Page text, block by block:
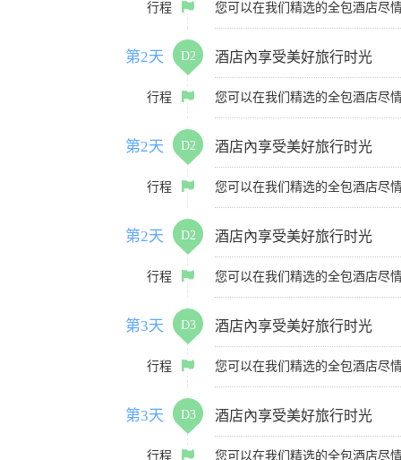
行程 您可以在我们精选的全包酒店尽
第2天 D2 酒店內享受美好旅行时光
行程 您可以在我们精选的全包酒店尽
第2天 D2 酒店內享受美好旅行时光
行程 您可以在我们精选的全包酒店尽
第2天 D2 酒店內享受美好旅行时光
行程 您可以在我们精选的全包酒店尽
第3天 D3 酒店內享受美好旅行时光
行程 您可以在我们精选的全包酒店尽
第3天 D3 酒店內享受美好旅行时光
行程 您可以在我们精选的全包酒店尽